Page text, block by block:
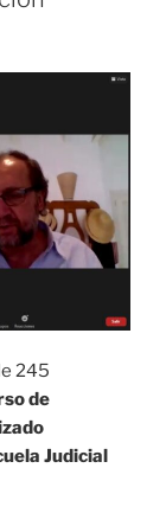
245
de
Judicial